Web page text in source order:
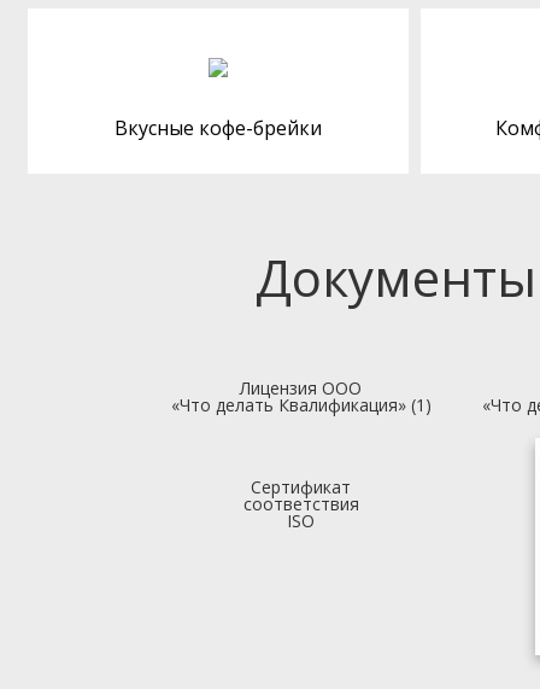
Вкусные кофе-брейки
Лицензия ООО
«Что делать Квалификация» (1) «Что
Сертификат
соответствия
ISO